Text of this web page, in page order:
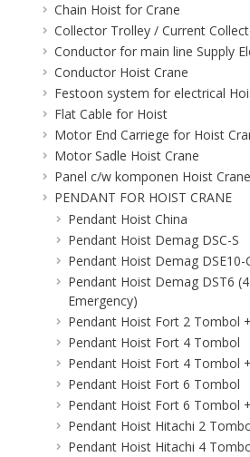
Chain Hoist for Crane
Collector Trolley / Current
Conductor for main line Supply
Conductor Hoist Crane
Festoon system for electrical
Flat Cable for Hoist
Motor End Carriege for Hoist
Motor Sadle Hoist Crane
Panel c/w komponen Hoist Crane
PENDANT FOR HOIST CRANE
Pendant Hoist China
Pendant Hoist Demag DSC-S
Pendant Hoist Demag DSE10-
Pendant Hoist Demag DST6
Emergency)
Pendant Hoist Fort 2 Tombol
Pendant Hoist Fort 4 Tombol
Pendant Hoist Fort 4 Tombol
Pendant Hoist Fort 6 Tombol
Pendant Hoist Fort 6 Tombol
Pendant Hoist Hitachi 2
Pendant Hoist Hitachi 4